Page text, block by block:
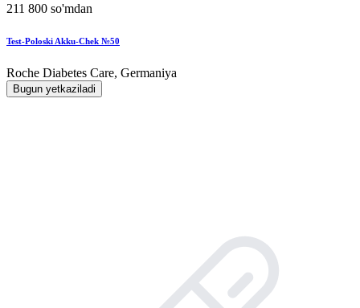
211 800 so'mdan
Test-Poloski Akku-Chek №50
Roche Diabetes Care, Germaniya
Bugun yetkaziladi